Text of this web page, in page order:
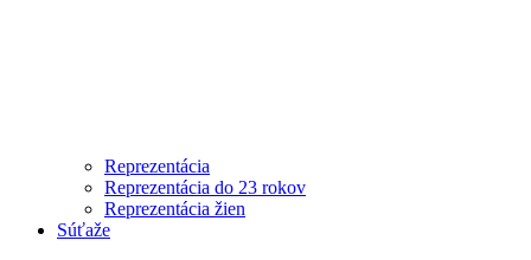
Reprezentácia
Reprezentácia do 23 rokov
Reprezentácia žien
Súťaže